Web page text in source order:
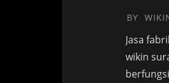
BY
Jasa
wikin